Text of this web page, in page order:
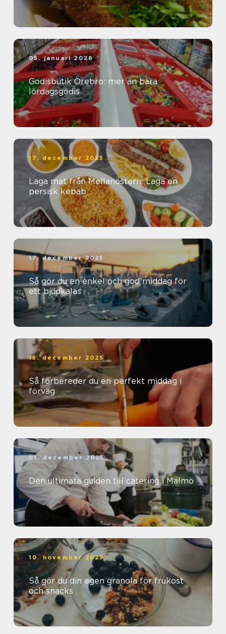
05. januari 2026
Godisbutik Örebro: mer än bara
lördagsgodis
17. december 2025
Laga mat från Mellanöstern: Laga en
persisk kebab
17. december 2025
Så gör du en enkel och god middag för
ett bjudkalas
15. december 2025
Så förbereder du en perfekt middag i
förväg
01. december 2025
Den ultimata guiden till catering i Malmö
10. november 2025
Så gör du din egen granola för frukost
och snacks